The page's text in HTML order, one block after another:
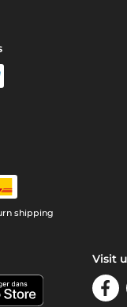
shipping
Visit